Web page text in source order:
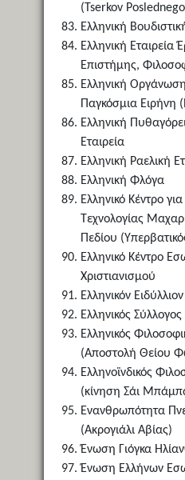
(Tserkov
Ελληνική
Ελληνική
Επιστήμης,
Ελληνική
Παγκόσμια Ειρήνη
Ελληνική
Εταιρεία
Ελληνική Ραελική
Ελληνική Φλόγα
Ελληνικό Κέντρο
Τεχνολογίας
Πεδίου
Ελληνικό Κέντρο
Χριστιανισμού
Ελληνικόν
Ελληνικός Σύλλογος
Ελληνικός
(Αποστολή Θείου
Ελληνοϊνδικός
(κίνηση Σάι
Ενανθρωπότητα
(Ακρογιάλι Αβίας)
Ένωση Γιόγκα
Ένωση Ελλήνων